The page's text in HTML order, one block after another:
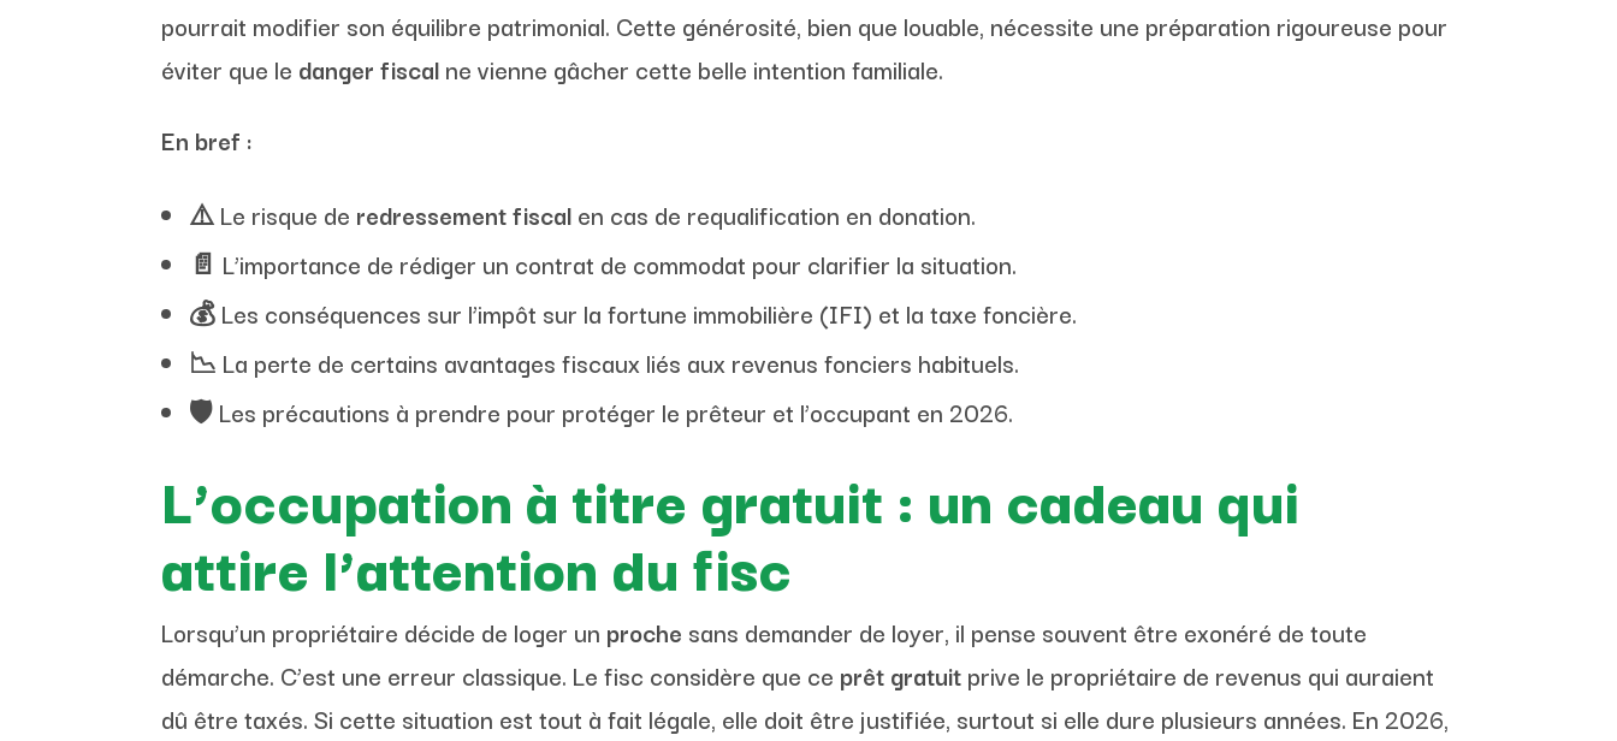
pourrait modifier son équilibre patrimonial. Cette générosité, bien que louable, nécessite une préparation rigoureuse pour
éviter que le danger fiscalne vienne gâcher cette belle intention familiale.
En bref :
⚠️ Le risque de redressement fiscalen cas de requalification en donation.
📄 L’importance de rédiger un contrat de commodat pour clarifier la situation.
💰 Les conséquences sur l’impôt sur la fortune immobilière (IFI) et la taxe foncière.
📉 La perte de certains avantages fiscaux liés aux revenus fonciers habituels.
🛡️ Les précautions à prendre pour protéger le prêteur et l’occupant en 2026.
L’occupation à titre gratuit : un cadeau qui
attire l’attention du fisc
Lorsqu’un propriétaire décide de loger un proche sans demander de loyer, il pense souvent être exonéré de toute
démarche. C’est une erreur classique. Le fisc considère que ce prêt gratuitprive le propriétaire de revenus qui auraient
dû être taxés. Si cette situation est tout à fait légale, elle doit être justifiée, surtout si elle dure plusieurs années. En 2026,